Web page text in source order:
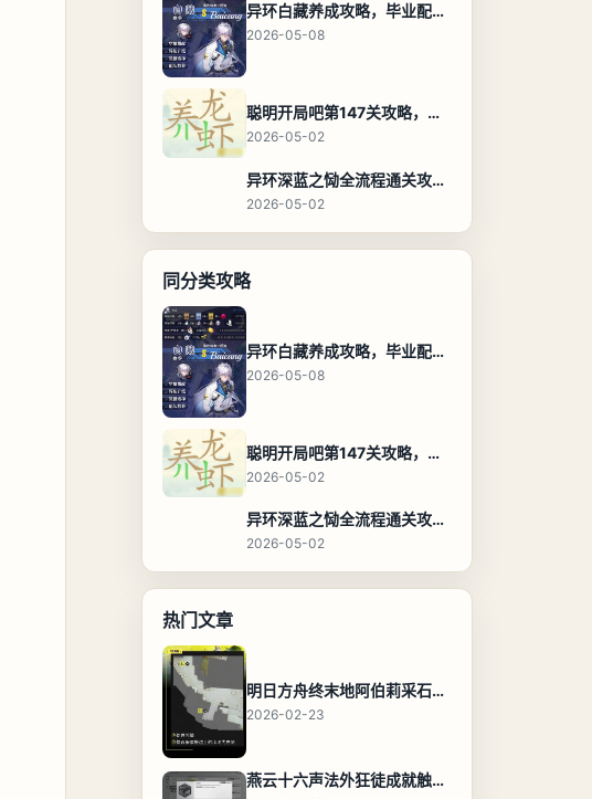
异环白藏养成攻略，毕业配装、技能加点与阵容搭配保姆级解析
2026-05-08
聪明开局吧第147关攻略，养龙虾找出27个常用字通关答案
2026-05-02
异环深蓝之恸全流程通关攻略，教程与隐藏奖励
2026-05-02
同分类攻略
异环白藏养成攻略，毕业配装、技能加点与阵容搭配保姆级解析
2026-05-08
聪明开局吧第147关攻略，养龙虾找出27个常用字通关答案
2026-05-02
异环深蓝之恸全流程通关攻略，教程与隐藏奖励
2026-05-02
热门文章
明日方舟终末地阿伯莉采石场宝箱全收集攻略，全点位分布图与路线
2026-02-23
燕云十六声法外狂徒成就触发条件与通关攻略